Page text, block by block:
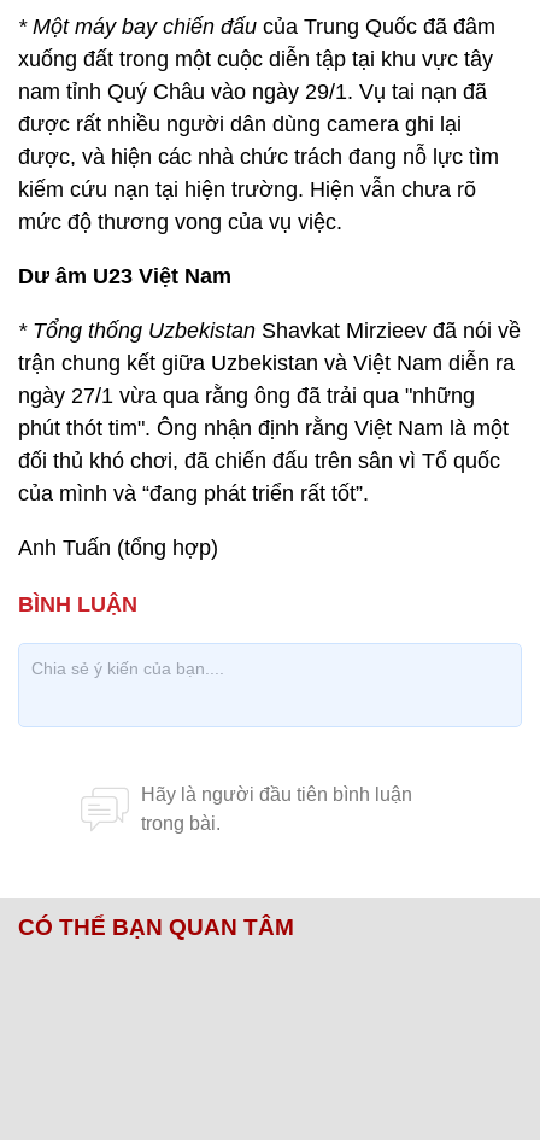
* Một máy bay chiến đấu của Trung Quốc đã đâm
xuống đất trong một cuộc diễn tập tại khu vực tây
nam tỉnh Quý Châu vào ngày 29/1. Vụ tai nạn đã
được rất nhiều người dân dùng camera ghi lại
được, và hiện các nhà chức trách đang nỗ lực tìm
kiếm cứu nạn tại hiện trường. Hiện vẫn chưa rõ
mức độ thương vong của vụ việc.
Dư âm U23 Việt Nam
* Tổng thống Uzbekistan Shavkat Mirzieev đã nói về
trận chung kết giữa Uzbekistan và Việt Nam diễn ra
ngày 27/1 vừa qua rằng ông đã trải qua "những
phút thót tim". Ông nhận định rằng Việt Nam là một
đối thủ khó chơi, đã chiến đấu trên sân vì Tổ quốc
của mình và “đang phát triển rất tốt”.
Anh Tuấn (tổng hợp)
CÓ THỂ BẠN QUAN TÂM